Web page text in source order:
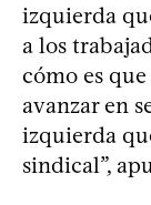
izquierda
a los
cómo es
avanzar en
izquierda
sindical”,